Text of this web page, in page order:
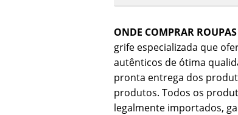
ONDE COMPRAR
grife especializada que
autênticos de ótima
pronta entrega dos
produtos. Todos os
legalmente importados,